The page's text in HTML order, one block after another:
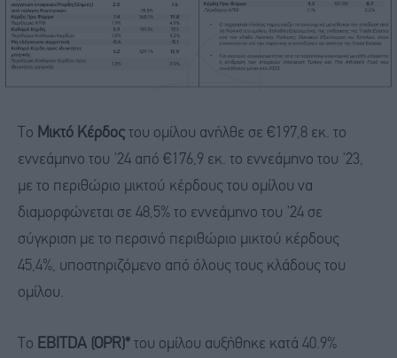
Το Μικτό Κέρδος του ομίλου ανήλθε σε €197,8 εκ. το
εννεάμηνο του '24 από €176,9 εκ. το εννεάμηνο του '23,
με το περιθώριο μικτού κέρδους του ομίλου να
διαμορφώνεται σε 48,5% το εννεάμηνο του '24 σε
σύγκριση με το περσινό περιθώριο μικτού κέρδους
45,4%, υποστηριζόμενο από όλους τους κλάδους του
ομίλου.
Το EBITDA (OPR)* του ομίλου αυξήθηκε κατά 40.9%